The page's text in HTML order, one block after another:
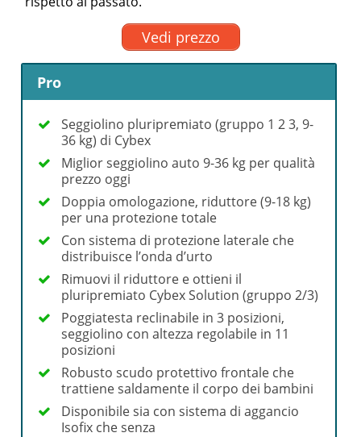
Vedi prezzo
Pro
Seggiolino pluripremiato (gruppo 1 2 3, 9-
36 kg) di Cybex
Miglior seggiolino auto 9-36 kg per qualità
prezzo oggi
Doppia omologazione, riduttore (9-18 kg)
per una protezione totale
Con sistema di protezione laterale che
distribuisce l’onda d’urto
Rimuovi il riduttore e ottieni il
pluripremiato Cybex Solution (gruppo 2/3)
Poggiatesta reclinabile in 3 posizioni,
seggiolino con altezza regolabile in 11
posizioni
Robusto scudo protettivo frontale che
trattiene saldamente il corpo dei bambini
Disponibile sia con sistema di aggancio
Isofix che senza